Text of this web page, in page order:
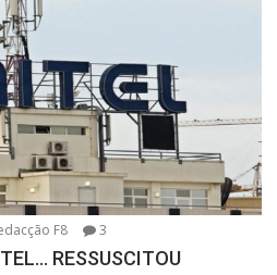
F8 3
RESSUSCITOU